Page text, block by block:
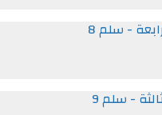
- سلم 8
- سلم 9